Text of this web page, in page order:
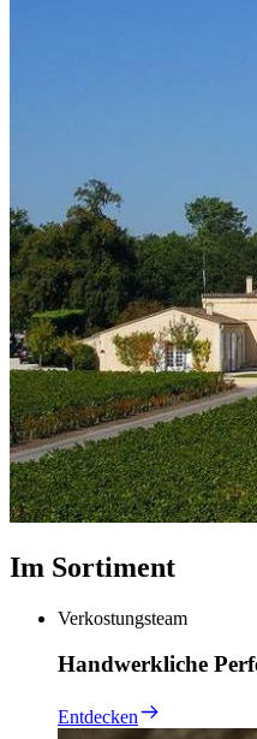
Im Sortiment
Verkostungsteam
Handwerkliche
Entdecken